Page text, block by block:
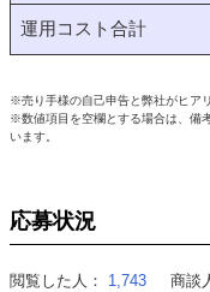
運用コスト合計
※売り手様の自己申告と弊社がヒア
※数値項目を空欄とする場合は、備
います。
応募状況
閲覧した人： 1,743 商談